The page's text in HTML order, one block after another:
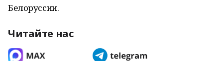
Белоруссии.
Читайте нас